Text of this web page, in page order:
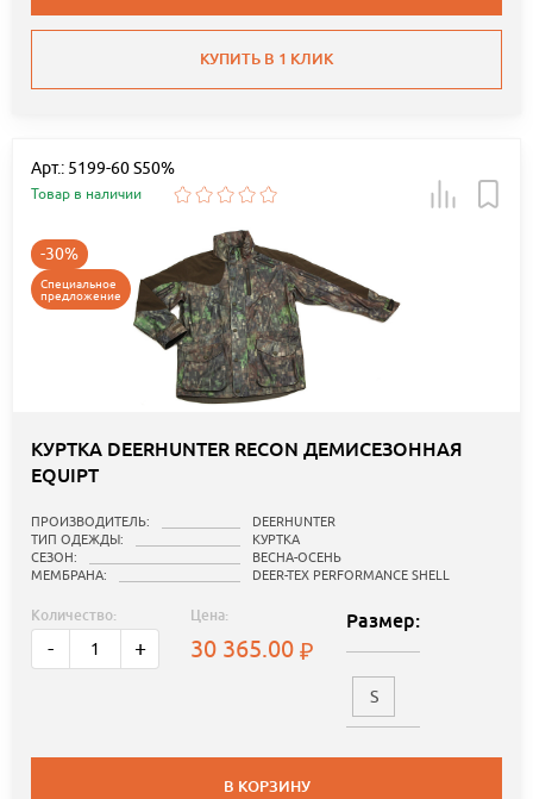
КУПИТЬ В 1 КЛИК
Арт.: 5199-60 S50%
Товар в наличии
-30%
Специальное
предложение
КУРТКА DEERHUNTER RECON ДЕМИСЕЗОННАЯ
EQUIPT
ПРОИЗВОДИТЕЛЬ:
DEERHUNTER
ТИП ОДЕЖДЫ:
КУРТКА
СЕЗОН:
ВЕСНА-ОСЕНЬ
МЕМБРАНА:
DEER-TEX PERFORMANCE SHELL
Количество:
- +
Цена:
30 365.00
Размер:
S
В КОРЗИНУ